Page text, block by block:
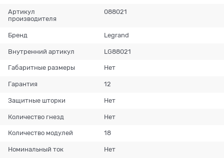
Артикул
производителя
088021
Бренд Legrand
Внутренний артикул LG88021
Габаритные размеры Нет
Гарантия 12
Защитные шторки Нет
Количество гнезд Нет
Количество модулей 18
Номинальный ток Нет